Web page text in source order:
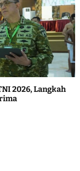
2026, Langkah